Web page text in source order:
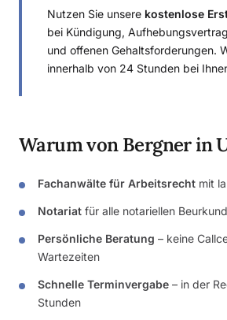
Nutzen Sie unsere kostenlose
bei Kündigung,
und offenen Gehaltsforderungen.
innerhalb von 24 Stunden bei
Warum von Bergner in
Fachanwälte für Arbeitsrecht mit
Notariat für alle notariellen
Persönliche Beratung – keine
Wartezeiten
Schnelle Terminvergabe – in der
Stunden